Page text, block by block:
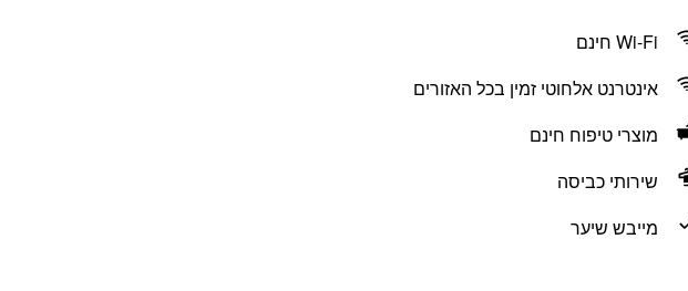
Wi-Fi חינם
אינטרנט אלחוטי זמין בכל האזורים
מוצרי טיפוח חינם
שירותי כביסה
מייבש שיער